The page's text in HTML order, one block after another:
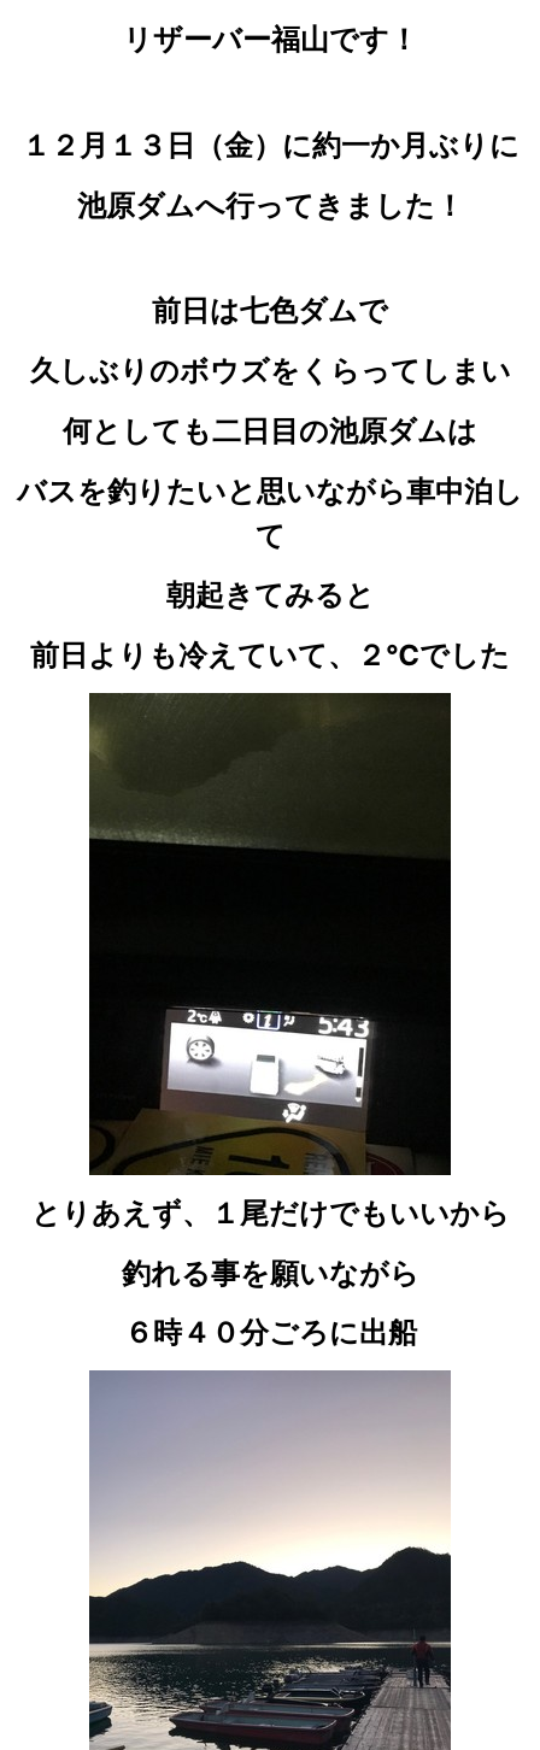
リザーバー福山です！
１２月１３日（金）に約一か月ぶりに
池原ダムへ行ってきました！
前日は七色ダムで
久しぶりのボウズをくらってしまい
何としても二日目の池原ダムは
バスを釣りたいと思いながら車中泊し
て
朝起きてみると
前日よりも冷えていて、２℃でした
とりあえず、１尾だけでもいいから
釣れる事を願いながら
６時４０分ごろに出船